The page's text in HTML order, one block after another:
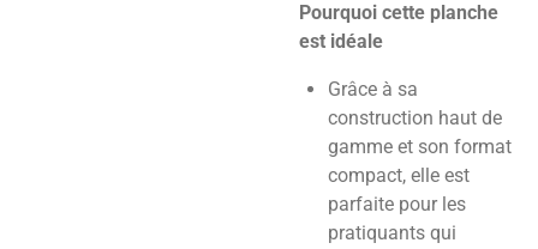
Pourquoi cette planche
est idéale
Grâce à sa
construction haut de
gamme et son format
compact, elle est
parfaite pour les
pratiquants qui